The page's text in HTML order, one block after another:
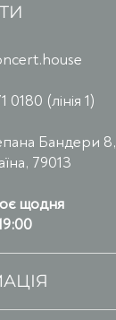
(лінія 1)
Бандери 8,
79013
щодня